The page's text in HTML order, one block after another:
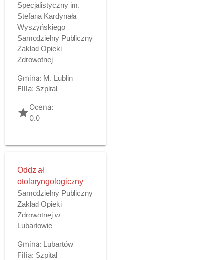
Specjalistyczny im.
Stefana Kardynała
Wyszyńskiego
Samodzielny Publiczny
Zakład Opieki
Zdrowotnej
Gmina: M. Lublin
Filia: Szpital
gradeOcena:
0.0
Oddział
otolaryngologiczny
Samodzielny Publiczny
Zakład Opieki
Zdrowotnej w
Lubartowie
Gmina: Lubartów
Filia: Szpital